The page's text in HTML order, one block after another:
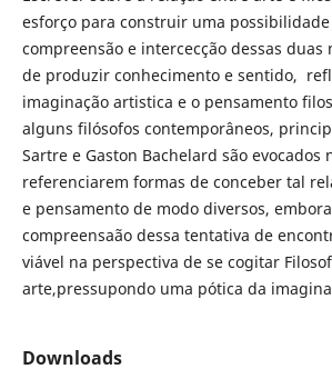
esforço para construir uma
compreensão e intercecção dessas
de produzir conhecimento e sentido,
imaginação artistica e o pensamento
alguns filósofos contemporâneos,
Sartre e Gaston Bachelard são evocados
referenciarem formas de conceber tal
e pensamento de modo diversos,
compreensaão dessa tentativa de
viável na perspectiva de se cogitar
arte,pressupondo uma pótica da
Downloads